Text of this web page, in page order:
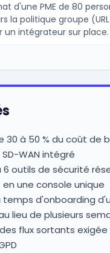
d'une PME de 80
la politique groupe
un intégrateur sur place.
30 à 50 % du coût de
WAN intégré
outils de sécurité
en une console unique
temps d'onboarding
lieu de plusieurs
flux sortants exigée